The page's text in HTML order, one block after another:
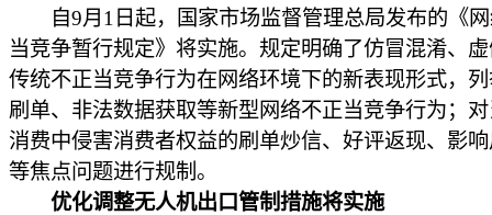
自9月1日起，国家市场监督管理总局发布的《网
当竞争暂行规定》将实施。规定明确了仿冒混淆、
传统不正当竞争行为在网络环境下的新表现形式，
刷单、非法数据获取等新型网络不正当竞争行为；
消费中侵害消费者权益的刷单炒信、好评返现、影
等焦点问题进行规制。
优化调整无人机出口管制措施将实施